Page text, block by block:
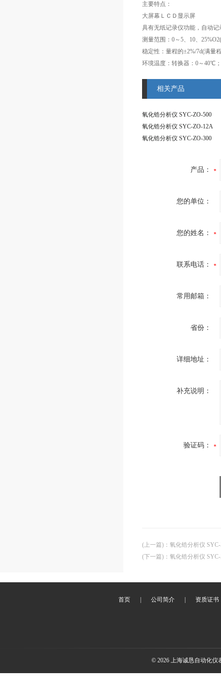
主要特点：
大屏幕ＬＣＤ显示屏
稳定性：量程的±2%/7d(满量
相关产品
氧化锆分析仪 SYC-ZO-500
氧化锆分析仪 SYC-ZO-12A
氧化锆分析仪 SYC-ZO-300
产品：
您的单位：
您的姓名：
联系电话：
常用邮箱：
省份：
详细地址：
补充说明：
验证码：
(上一篇) ： 氧化锆分析仪
(下一篇) ： 氧化锆分析仪
首页 公司简介 资质证书
© 2026 上海诚恳自动化仪